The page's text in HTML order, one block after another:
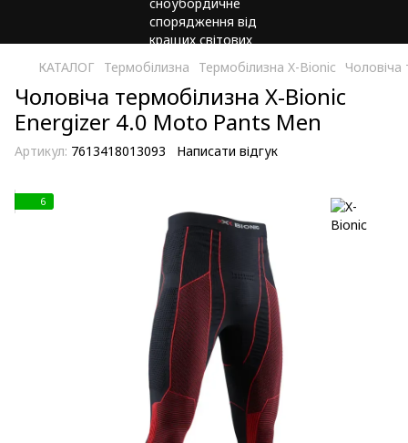
КАТАЛОГ Термобілизна Термобілизна X-Bionic
Чоловіча термобілизна X-Bionic
Energizer 4.0 Moto Pants Men
Артикул: 7613418013093 Написати відгук
6